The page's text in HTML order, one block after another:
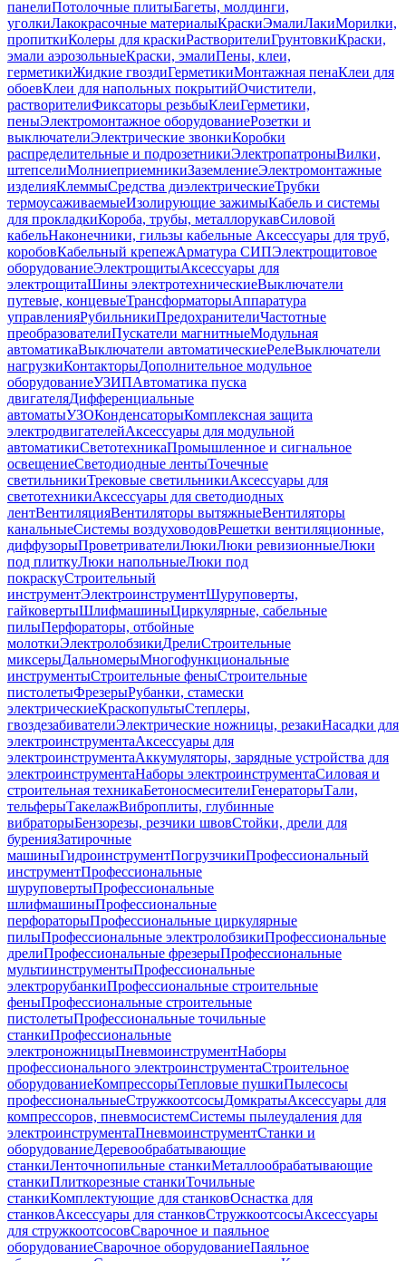
панелиПотолочные плитыБагеты, молдинги,
уголкиЛакокрасочные материалыКраскиЭмалиЛакиМорилки,
пропиткиКолеры для краскиРастворителиГрунтовкиКраски,
эмали аэрозольныеКраски, эмалиПены, клеи,
герметикиЖидкие гвоздиГерметикиМонтажная пенаКлеи для
обоевКлеи для напольных покрытийОчистители,
растворителиФиксаторы резьбыКлеиГерметики,
пеныЭлектромонтажное оборудованиеРозетки и
выключателиЭлектрические звонкиКоробки
распределительные и подрозетникиЭлектропатроныВилки,
штепселиМолниеприемникиЗаземлениеЭлектромонтажные
изделияКлеммыСредства диэлектрическиеТрубки
термоусаживаемыеИзолирующие зажимыКабель и системы
для прокладкиКороба, трубы, металлорукавСиловой
кабельНаконечники, гильзы кабельные Аксессуары для труб,
коробовКабельный крепежАрматура СИПЭлектрощитовое
оборудованиеЭлектрощитыАксессуары для
электрощитаШины электротехническиеВыключатели
путевые, концевыеТрансформаторыАппаратура
управленияРубильникиПредохранителиЧастотные
преобразователиПускатели магнитныеМодульная
автоматикаВыключатели автоматическиеРелеВыключатели
нагрузкиКонтакторыДополнительное модульное
оборудованиеУЗИПАвтоматика пуска
двигателяДифференциальные
автоматыУЗОКонденсаторыКомплексная защита
электродвигателейАксессуары для модульной
автоматикиСветотехникаПромышленное и сигнальное
освещениеСветодиодные лентыТочечные
светильникиТрековые светильникиАксессуары для
светотехникиАксессуары для светодиодных
лентВентиляцияВентиляторы вытяжныеВентиляторы
канальныеСистемы воздуховодовРешетки вентиляционные,
диффузорыПроветривателиЛюкиЛюки ревизионныеЛюки
под плиткуЛюки напольныеЛюки под
покраскуСтроительный
инструментЭлектроинструментШуруповерты,
гайковертыШлифмашиныЦиркулярные, сабельные
пилыПерфораторы, отбойные
молоткиЭлектролобзикиДрелиСтроительные
миксерыДальномерыМногофункциональные
инструментыСтроительные феныСтроительные
пистолетыФрезерыРубанки, стамески
электрическиеКраскопультыСтеплеры,
гвоздезабивателиЭлектрические ножницы, резакиНасадки для
электроинструментаАксессуары для
электроинструментаАккумуляторы, зарядные устройства для
электроинструментаНаборы электроинструментаСиловая и
строительная техникаБетоносмесителиГенераторыТали,
тельферыТакелажВиброплиты, глубинные
вибраторыБензорезы, резчики швовСтойки, дрели для
буренияЗатирочные
машиныГидроинструментПогрузчикиПрофессиональный
инструментПрофессиональные
шуруповертыПрофессиональные
шлифмашиныПрофессиональные
перфораторыПрофессиональные циркулярные
пилыПрофессиональные электролобзикиПрофессиональные
дрелиПрофессиональные фрезерыПрофессиональные
мультиинструментыПрофессиональные
электрорубанкиПрофессиональные строительные
феныПрофессиональные строительные
пистолетыПрофессиональные точильные
станкиПрофессиональные
электроножницыПневмоинструментНаборы
профессионального электроинструментаСтроительное
оборудованиеКомпрессорыТепловые пушкиПылесосы
профессиональныеСтружкоотсосыДомкратыАксессуары для
компрессоров, пневмосистемСистемы пылеудаления для
электроинструментаПневмоинструментСтанки и
оборудованиеДеревообрабатывающие
станкиЛенточнопильные станкиМеталлообрабатывающие
станкиПлиткорезные станкиТочильные
станкиКомплектующие для станковОснастка для
станковАксессуары для станковСтружкоотсосыАксессуары
для стружкоотсосовСварочное и паяльное
оборудованиеСварочное оборудованиеПаяльное